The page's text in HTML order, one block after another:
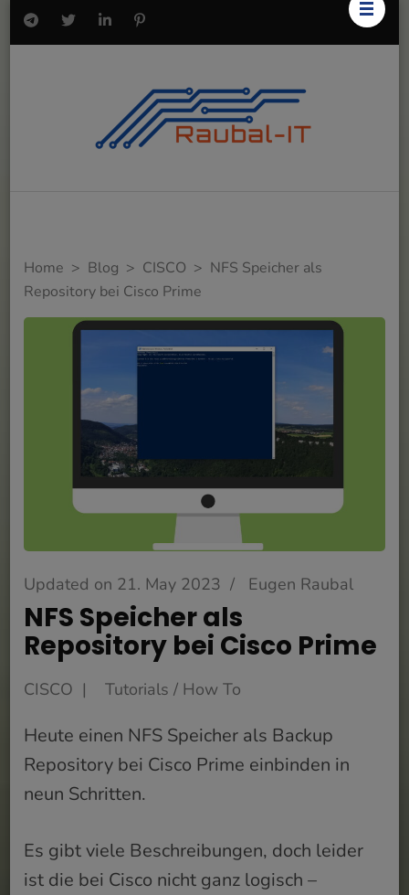
Home > Blog > CISCO > NFS Speicher als
Repository bei Cisco Prime
Updated on 21. May 2023 / Eugen Raubal
NFS Speicher als
Repository bei Cisco Prime
CISCO Tutorials / How To
Heute einen NFS Speicher als Backup
Repository bei Cisco Prime einbinden in
neun Schritten.
Es gibt viele Beschreibungen, doch leider
ist die bei Cisco nicht ganz logisch –